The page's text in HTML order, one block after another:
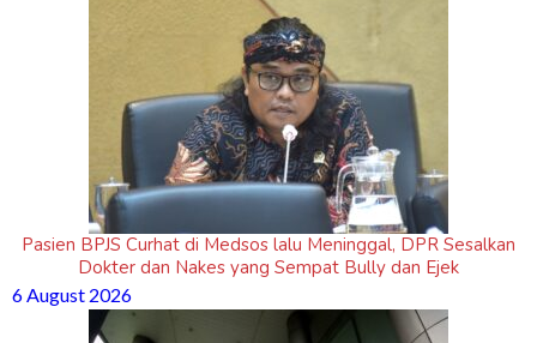
Pasien BPJS Curhat di Medsos lalu Meninggal, DPR Sesalkan
Dokter dan Nakes yang Sempat Bully dan Ejek
6 August 2026